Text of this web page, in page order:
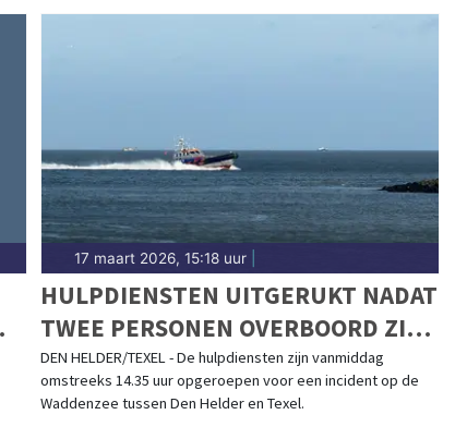
17 maart 2026, 15:18 uur|
HULPDIENSTEN UITGERUKT NADAT
TWEE PERSONEN OVERBOORD ZIJN
GESLAGEN
DEN HELDER/TEXEL - De hulpdiensten zijn vanmiddag
omstreeks 14.35 uur opgeroepen voor een incident op de
Waddenzee tussen Den Helder en Texel.